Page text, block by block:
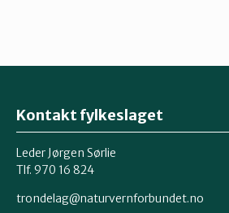
Kontakt fylkeslaget
Leder Jørgen Sørlie
Tlf. 970 16 824
trondelag@naturvernforbundet.no